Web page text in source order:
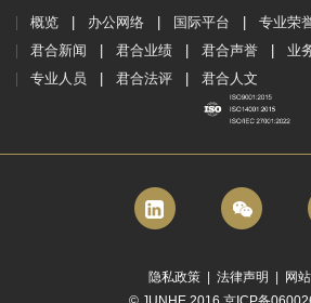
概览 办公网络 国际平台 专业荣
君合新闻
君合业绩 君合声誉 业
专业人员
君合法评 君合人文
隐私政策 法律声明
网